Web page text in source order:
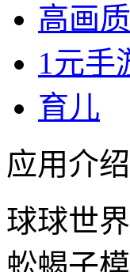
高画质
1元手
育儿
应用介绍
球球世
蚣蝎子